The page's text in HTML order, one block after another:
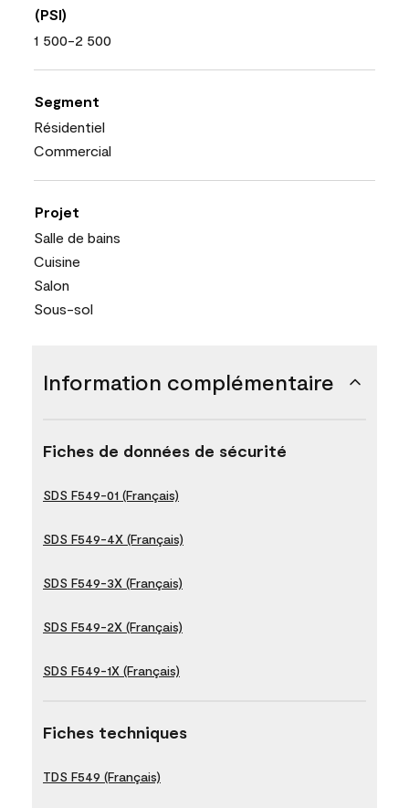
(PSI)
1 500-2 500
Segment
Résidentiel
Commercial
Projet
Salle de bains
Cuisine
Salon
Sous-sol
Information complémentaire
Fiches de données de sécurité
SDS F549-01 (Français)
SDS F549-4X (Français)
SDS F549-3X (Français)
SDS F549-2X (Français)
SDS F549-1X (Français)
Fiches techniques
TDS F549 (Français)